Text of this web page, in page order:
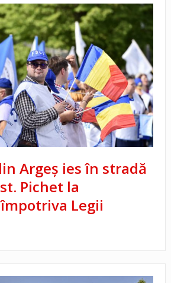
Argeș ies în stradă
Pichet la
Legii